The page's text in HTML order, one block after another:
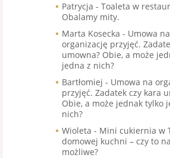
Patrycja - Toaleta w
Obalamy mity.
Marta Kosecka - Umowa na
organizację przyjęć.
umowna? Obie, a może
jedna z nich?
Bartłomiej - Umowa na
przyjęć. Zadatek czy kara
Obie, a może jednak tylko
nich?
Wioleta - Mini cukiernia w
domowej kuchni – czy to
możliwe?